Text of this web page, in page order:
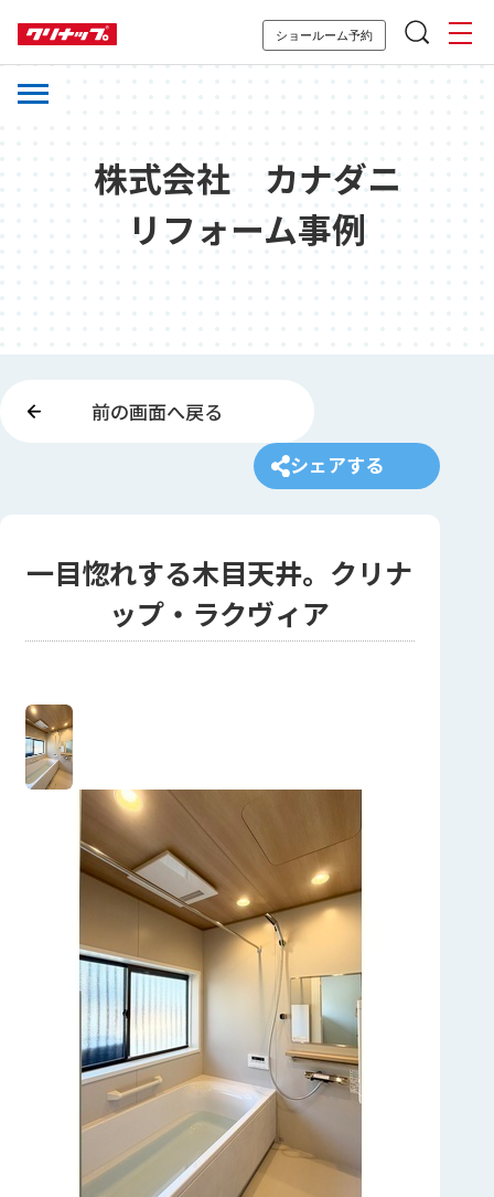
ショールーム予約
株式会社 カナダニ
リフォーム事例
前の画面へ戻る
シェアする
一目惚れする木目天井。クリナ
ップ・ラクヴィア